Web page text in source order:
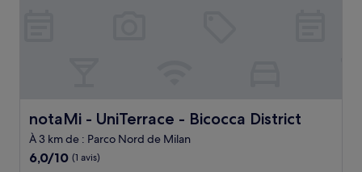
notaMi - UniTerrace - Bicocca District
notaMi - UniTerrace - Bicocca District
À 3 km de : Parco Nord de Milan
6.0
6,0/10 (1 avis)